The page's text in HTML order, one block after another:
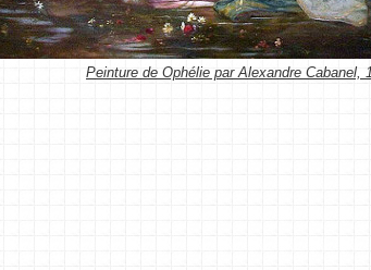
Peinture de Ophélie par Alexandre Cabanel,